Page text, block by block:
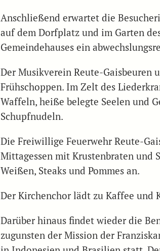
Anschließend erwartet die
auf dem Dorfplatz und im Garten
Gemeindehauses ein
Der Musikverein Reute-Gaisbeuren
Frühschoppen. Im Zelt des
Waffeln, heiße belegte Seelen und
Schupfnudeln.
Die Freiwillige Feuerwehr Reute-
Mittagessen mit Krustenbraten und
Weißen, Steaks und Pommes an.
Der Kirchenchor lädt zu Kaffee und
Darüber hinaus findet wieder die
zugunsten der Mission der